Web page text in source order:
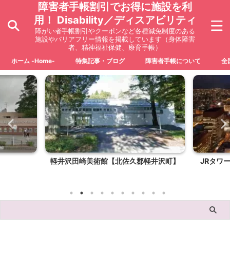
障害者手帳割引でお得に施設を利
用！ Disability／ディスアビリティ
障がい者手帳割引やクーポンなど各種減免制度のある
施設やバリアフリー情報を掲載しています（身体障害
者、精神福祉保健、療育手帳）
ホーム -Home- 特集記事・ブログ 障害者手帳について 全
軽井沢田崎美術館【北佐久郡軽井沢町】 JRタワ